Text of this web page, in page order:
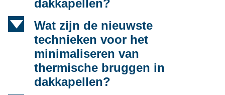
dakkapellen?
d
Wat zijn de nieuwste
technieken voor het
minimaliseren van
thermische bruggen in
dakkapellen?